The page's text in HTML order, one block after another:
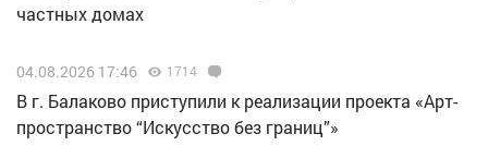
частных домах
04.08.2026 17:46 1714
В г. Балаково приступили к реализации проекта «Арт-
пространство “Искусство без границ”»